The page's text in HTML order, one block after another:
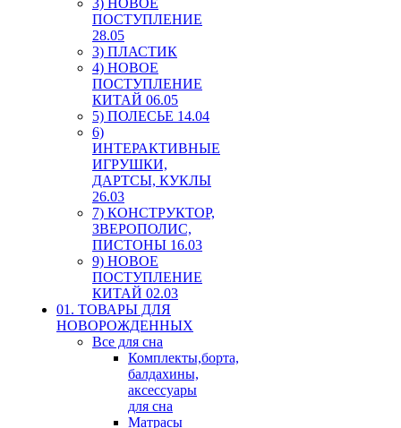
ПОСТУПЛЕНИЕ
28.05
3) ПЛАСТИК
4) НОВОЕ
ПОСТУПЛЕНИЕ
КИТАЙ 06.05
5) ПОЛЕСЬЕ 14.04
6)
ИНТЕРАКТИВНЫЕ
ИГРУШКИ,
ДАРТСЫ, КУКЛЫ
26.03
7) КОНСТРУКТОР,
ЗВЕРОПОЛИС,
ПИСТОНЫ 16.03
9) НОВОЕ
ПОСТУПЛЕНИЕ
КИТАЙ 02.03
01. ТОВАРЫ ДЛЯ
НОВОРОЖДЕННЫХ
Все для сна
Комплекты,борта,
балдахины,
аксессуары
для сна
Матрасы